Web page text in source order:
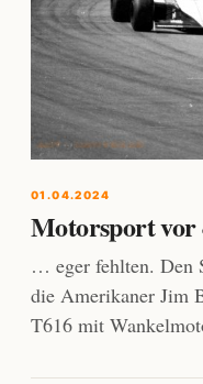
01.04.2024
Motorsport vor
… eger fehlten. Den
die Amerikaner Jim
T616 mit